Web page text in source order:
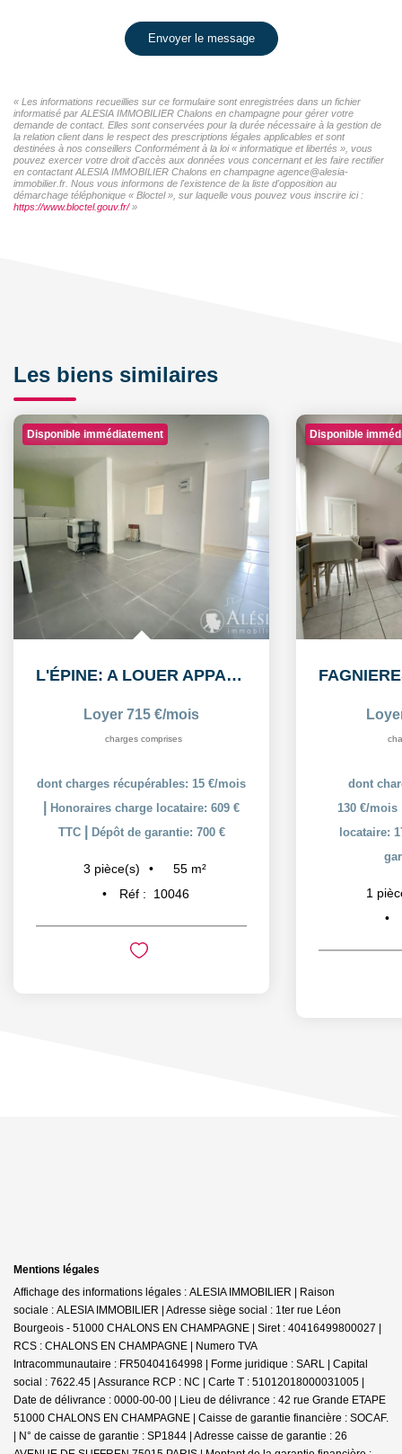
Envoyer le message
« Les informations recueillies sur ce formulaire sont enregistrées dans un fichier
informatisé par ALESIA IMMOBILIER Chalons en champagne pour gérer votre
demande de contact. Elles sont conservées pour la durée nécessaire à la gestion de
la relation client dans le respect des prescriptions légales applicables et sont
destinées à nos conseillers Conformément à la loi « informatique et libertés », vous
pouvez exercer votre droit d'accès aux données vous concernant et les faire rectifier
en contactant ALESIA IMMOBILIER Chalons en champagne agence@alesia-
immobilier.fr. Nous vous informons de l'existence de la liste d'opposition au
démarchage téléphonique « Bloctel », sur laquelle vous pouvez vous inscrire ici :
https://www.bloctel.gouv.fr/»
Les biens similaires
Disponible immédiatement
L'ÉPINE: A LOUER APPARTEMENT T3 55,38m² AVEC COUR ET PLACE...
Loyer 715 €/mois
charges comprises
dont charges récupérables: 15 €/mois
Honoraires charge locataire: 609 €
TTC
Dépôt de garantie: 700 €
3 pièce(s) 55 m²
Réf :
10046
Disponible
dont
130 €/mois
locataire:
1
Mentions légales
Affichage des informations légales : ALESIA IMMOBILIER | Raison
sociale : ALESIA IMMOBILIER | Adresse siège social : 1ter rue Léon
Bourgeois - 51000 CHALONS EN CHAMPAGNE | Siret : 40416499800027 |
RCS : CHALONS EN CHAMPAGNE | Numero TVA
Intracommunautaire : FR50404164998 | Forme juridique : SARL | Capital
social : 7622.45 | Assurance RCP : NC | Carte T : 51012018000031005 |
Date de délivrance : 0000-00-00 | Lieu de délivrance : 42 rue Grande ETAPE
51000 CHALONS EN CHAMPAGNE | Caisse de garantie financière : SOCAF.
| N° de caisse de garantie : SP1844 | Adresse caisse de garantie : 26